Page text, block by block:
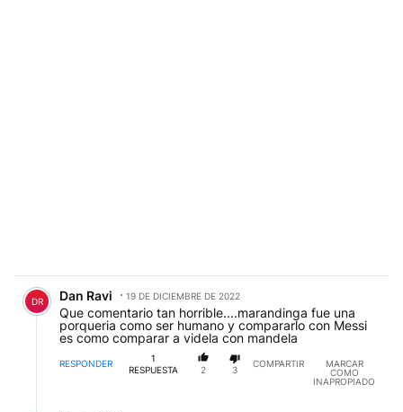
DR Dan Ravi 19 DE DICIEMBRE DE 2022
Que comentario tan horrible....marandinga fue una
porqueria como ser humano y compararlo con Messi
es como comparar a videla con mandela
RESPONDER
1
RESPUESTA
2 3
COMPARTIR
MARCAR
COMO
INAPROPIADO